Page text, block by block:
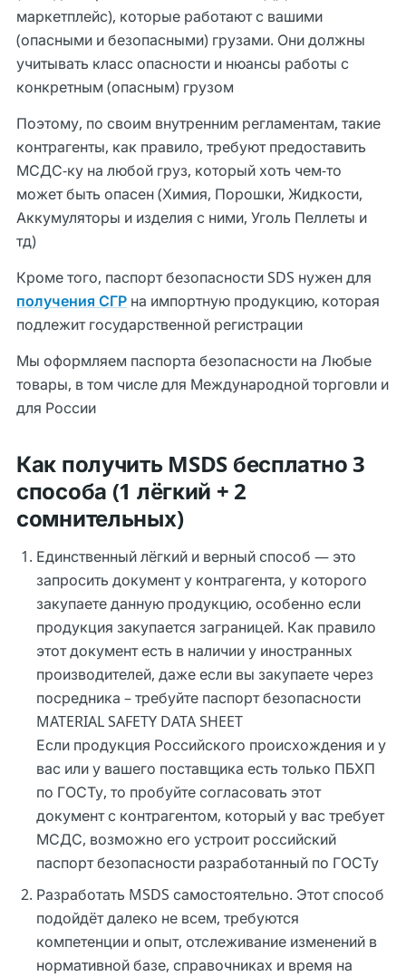
маркетплейс), которые работают с вашими
(опасными и безопасными) грузами. Они должны
учитывать класс опасности и нюансы работы с
конкретным (опасным) грузом
Поэтому, по своим внутренним регламентам, такие
контрагенты, как правило, требуют предоставить
МСДС-ку на любой груз, который хоть чем-то
может быть опасен (Химия, Порошки, Жидкости,
Аккумуляторы и изделия с ними, Уголь Пеллеты и
тд)
Кроме того, паспорт безопасности SDS нужен для
получения СГР на импортную продукцию, которая
подлежит государственной регистрации
Мы оформляем паспорта безопасности на Любые
товары, в том числе для Международной торговли и
для России
Как получить MSDS бесплатно 3
способа (1 лёгкий + 2
сомнительных)
Единственный лёгкий и верный способ — это
запросить документ у контрагента, у которого
закупаете данную продукцию, особенно если
продукция закупается заграницей. Как правило
этот документ есть в наличии у иностранных
производителей, даже если вы закупаете через
посредника – требуйте паспорт безопасности
MATERIAL SAFETY DATA SHEET
Если продукция Российского происхождения и у
вас или у вашего поставщика есть только ПБХП
по ГОСТу, то пробуйте согласовать этот
документ с контрагентом, который у вас требует
МСДС, возможно его устроит российский
паспорт безопасности разработанный по ГОСТу
Разработать MSDS самостоятельно. Этот способ
подойдёт далеко не всем, требуются
компетенции и опыт, отслеживание изменений в
нормативной базе, справочниках и время на